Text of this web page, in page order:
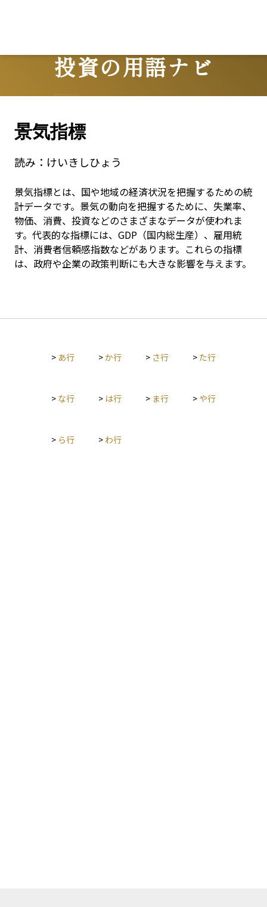
投資の用語ナビ
Terms
景気指標
読み： けいきしひょう
景気指標とは、国や地域の経済状況を把握するための統
計データです。景気の動向を把握するために、失業率、
物価、消費、投資などのさまざまなデータが使われま
す。代表的な指標には、GDP（国内総生産）、雇用統
計、消費者信頼感指数などがあります。これらの指標
は、政府や企業の政策判断にも大きな影響を与えます。
> あ行 >か行 > さ行 > た行
> な行 > は行 > ま行 > や行
> ら行 > わ行